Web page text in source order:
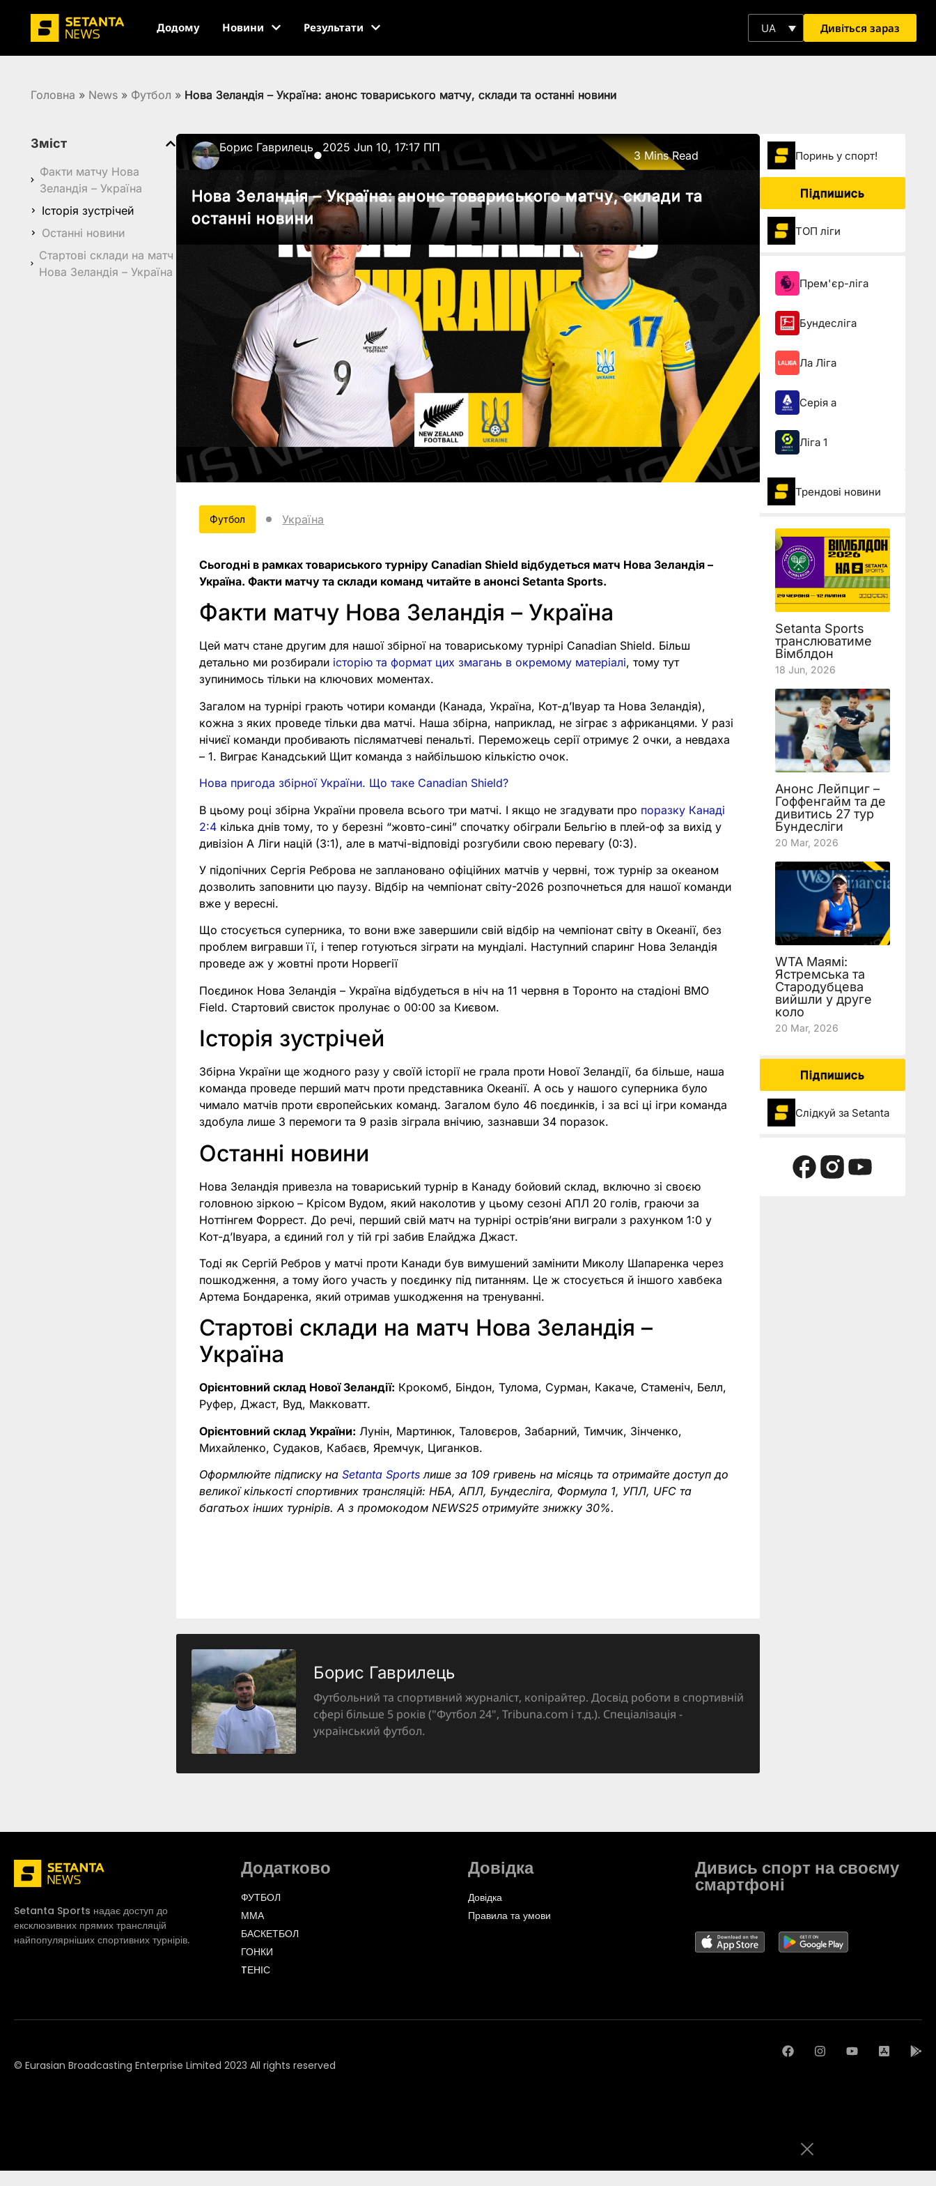
Додому Новини Результати UA Дивіться зараз
Головна » News » Футбол » Нова Зеландія – Україна: анонс товариського матчу, склади та останні новини
Зміст
Факти матчу Нова
Зеландія – Україна
Історія зустрічей
Останні новини
Стартові склади на матч
Нова Зеландія – Україна
Борис Гаврилець
●
2025 Jun 10, 17:17 ПП
3 Mins Read
Нова Зеландія – Україна: анонс товариського матчу, склади та
останні новини
Футбол Україна
Сьогодні в рамках товариського турніру Canadian Shield відбудеться матч Нова Зеландія –
Україна. Факти матчу та склади команд читайте в анонсі Setanta Sports.
Факти матчу Нова Зеландія – Україна
Цей матч стане другим для нашої збірної на товариському турнірі Canadian Shield. Більш
детально ми розбирали історію та формат цих змагань в окремому матеріалі, тому тут
зупинимось тільки на ключових моментах.
Загалом на турнірі грають чотири команди (Канада, Україна, Кот-дʼІвуар та Нова Зеландія),
кожна з яких проведе тільки два матчі. Наша збірна, наприклад, не зіграє з африканцями. У разі
нічиєї команди пробивають післяматчеві пенальті. Переможець серії отримує 2 очки, а невдаха
– 1. Виграє Канадський Щит команда з найбільшою кількістю очок.
Нова пригода збірної України. Що таке Canadian Shield?
В цьому році збірна України провела всього три матчі. І якщо не згадувати про поразку Канаді
2:4 кілька днів тому, то у березні “жовто-сині” спочатку обіграли Бельгію в плей-оф за вихід у
дивізіон А Ліги націй (3:1), але в матчі-відповіді розгубили свою перевагу (0:3).
У підопічних Сергія Реброва не заплановано офіційних матчів у червні, тож турнір за океаном
дозволить заповнити цю паузу. Відбір на чемпіонат світу-2026 розпочнеться для нашої команди
вже у вересні.
Що стосується суперника, то вони вже завершили свій відбір на чемпіонат світу в Океанії, без
проблем вигравши її, і тепер готуються зіграти на мундіалі. Наступний спаринг Нова Зеландія
проведе аж у жовтні проти Норвегії
Поєдинок Нова Зеландія – Україна відбудеться в ніч на 11 червня в Торонто на стадіоні BMO
Field. Стартовий свисток пролунає о 00:00 за Києвом.
Історія зустрічей
Збірна України ще жодного разу у своїй історії не грала проти Нової Зеландії, ба більше, наша
команда проведе перший матч проти представника Океанії. А ось у нашого суперника було
чимало матчів проти європейських команд. Загалом було 46 поєдинків, і за всі ці ігри команда
здобула лише 3 перемоги та 9 разів зіграла внічию, зазнавши 34 поразок.
Останні новини
Нова Зеландія привезла на товариський турнір в Канаду бойовий склад, включно зі своєю
головною зіркою – Крісом Вудом, який наколотив у цьому сезоні АПЛ 20 голів, граючи за
Ноттінгем Форрест. До речі, перший свій матч на турнірі острів’яни виграли з рахунком 1:0 у
Кот-дʼІвуара, а єдиний гол у тій грі забив Елайджа Джаст.
Тоді як Сергій Ребров у матчі проти Канади був вимушений замінити Миколу Шапаренка через
пошкодження, а тому його участь у поєдинку під питанням. Це ж стосується й іншого хавбека
Артема Бондаренка, який отримав ушкодження на тренуванні.
Стартові склади на матч Нова Зеландія –
Україна
Орієнтовний склад Нової Зеландії: Крокомб, Біндон, Тулома, Сурман, Какаче, Стаменіч, Белл,
Руфер, Джаст, Вуд, Макковатт.
Орієнтовний склад України: Лунін, Мартинюк, Таловєров, Забарний, Тимчик, Зінченко,
Михайленко, Судаков, Кабаєв, Яремчук, Циганков.
Оформлюйте підписку наSetanta Sports лише за 109 гривень на місяць та отримайте доступ до
великої кількості спортивних трансляцій: НБА, АПЛ, Бундесліга, Формула 1, УПЛ, UFC та
багатьох інших турнірів. А з промокодом NEWS25 отримуйте знижку 30%.
Борис Гаврилець
Футбольний та спортивний журналіст, копірайтер. Досвід роботи в спортивній
сфері більше 5 років ("Футбол 24", Tribuna.com і т.д.). Спеціалізація -
український футбол.
Поринь у спорт!
Підпишись
ТОП ліги
Прем'єр-ліга
Бундесліга
Ла Ліга
Серія а
Ліга 1
Трендові новини
Setanta Sports
транслюватиме
Вімблдон
18 Jun, 2026
Анонс Лейпциг –
Гоффенгайм та де
дивитись 27 тур
Бундесліги
20 Mar, 2026
WTA Маямі:
Ястремська та
Стародубцева
вийшли у друге
коло
20 Mar, 2026
Підпишись
Слідкуй за Setanta
Setanta Sports надає доступ до
ексклюзивних прямих трансляцій
найпопулярніших спортивних турнірів.
Додатково
ФУТБОЛ
ММА
БАСКЕТБОЛ
ГОНКИ
TЕНІС
Довідка
Довідка
Правила та умови
Дивись спорт на своєму
смартфоні
© Eurasian Broadcasting Enterprise Limited 2023 All rights reserved